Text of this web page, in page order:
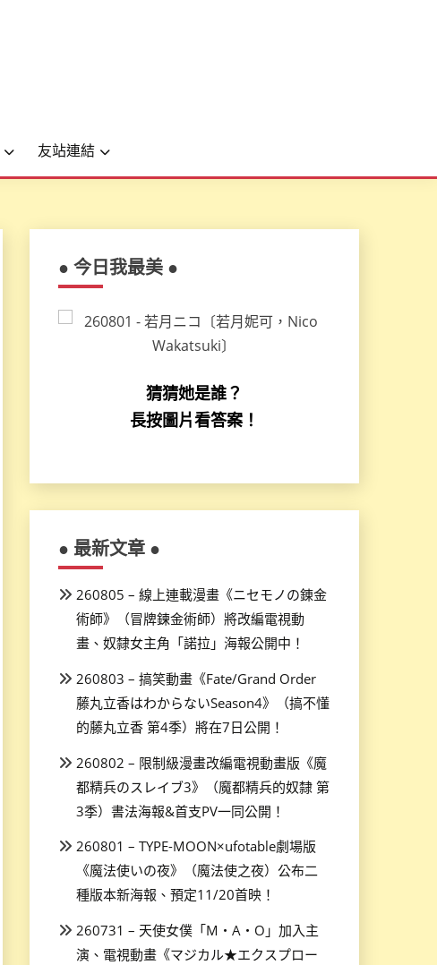
友站連結
● 今日我最美 ●
猜猜她是誰？
長按圖片看答案！
● 最新文章 ●
260805 – 線上連載漫畫《ニセモノの錬金
術師》（冒牌鍊金術師）將改編電視動
畫、奴隸女主角「諾拉」海報公開中！
260803 – 搞笑動畫《Fate/Grand Order
藤丸立香はわからないSeason4》（搞不懂
的藤丸立香 第4季）將在7日公開！
260802 – 限制級漫畫改編電視動畫版《魔
都精兵のスレイブ3》（魔都精兵的奴隸 第
3季）書法海報&首支PV一同公開！
260801 – TYPE-MOON×ufotable劇場版
《魔法使いの夜》（魔法使之夜）公布二
種版本新海報、預定11/20首映！
260731 – 天使女僕「M・A・O」加入主
演、電視動畫《マジカル★エクスプロー